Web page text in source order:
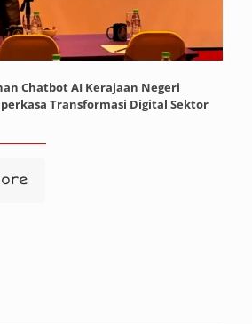
Chatbot AI Kerajaan Negeri
Transformasi Digital Sektor